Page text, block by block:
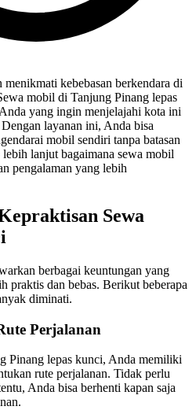
menikmati kebebasan berkendara di
mobil di Tanjung Pinang lepas
yang ingin menjelajahi kota ini
layanan ini, Anda bisa
mobil sendiri tanpa batasan
lanjut bagaimana sewa mobil
pengalaman yang lebih
Sewa
berbagai keuntungan yang
praktis dan bebas. Berikut beberapa
diminati.
Perjalanan
Pinang lepas kunci, Anda memiliki
rute perjalanan. Tidak perlu
Anda bisa berhenti kapan saja